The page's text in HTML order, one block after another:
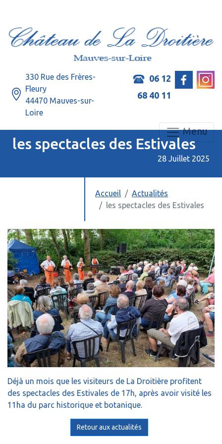
330 Rue des Frères-
Fleury
44470 Mauves-sur-
Loire
06 12
68 40 11
Menu
les spectacles des Estivales
28 Juillet 2025
Accueil
Actualités
les spectacles des Estivales
Déjà un mois que les visiteurs de La Droitière profitent
des spectacles des Estivales de 17h, après avoir visité les
11ha du parc historique et botanique.
Retour aux actualités